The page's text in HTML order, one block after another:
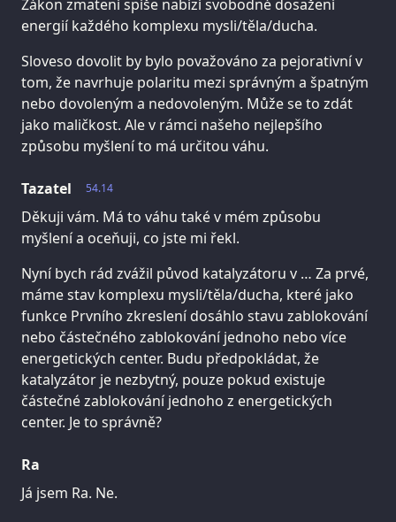
Zákon zmatení spíše nabízí svobodné dosažení
energií každého komplexu mysli/těla/ducha.
Sloveso dovolit by bylo považováno za pejorativní v
tom, že navrhuje polaritu mezi správným a špatným
nebo dovoleným a nedovoleným. Může se to zdát
jako maličkost. Ale v rámci našeho nejlepšího
způsobu myšlení to má určitou váhu.
54.14
Tazatel
Děkuji vám. Má to váhu také v mém způsobu
myšlení a oceňuji, co jste mi řekl.
Nyní bych rád zvážil původ katalyzátoru v … Za prvé,
máme stav komplexu mysli/těla/ducha, které jako
funkce Prvního zkreslení dosáhlo stavu zablokování
nebo částečného zablokování jednoho nebo více
energetických center. Budu předpokládat, že
katalyzátor je nezbytný, pouze pokud existuje
částečné zablokování jednoho z energetických
center. Je to správně?
Ra
Já jsem Ra. Ne.